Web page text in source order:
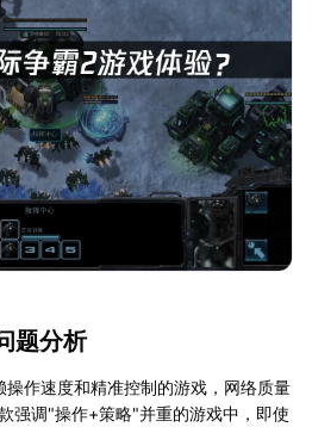
题分析
作速度和精准控制的游戏，网络质量
强调"操作+策略"并重的游戏中，即使